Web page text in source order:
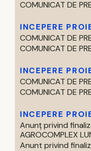
COMUNICAT DE
INCEPERE
COMUNICAT DE
COMUNICAT DE
INCEPERE
COMUNICAT DE
COMUNICAT DE
INCEPERE
Anunț privind
AGROCOMPLEX
Anunt privind